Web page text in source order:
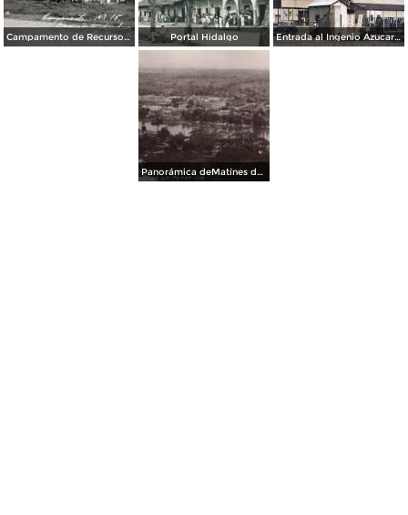
Campamento de Recursos Hidraulicos. Portal Hidalgo Entrada al Ingenio Azucarero
Panorámica deMatínes de la Torre